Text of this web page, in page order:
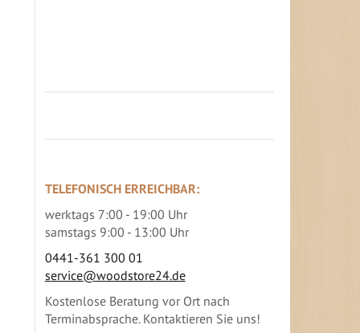
TELEFONISCH ERREICHBAR:
werktags 7:00 - 19:00 Uhr
samstags 9:00 - 13:00 Uhr
0441-361 300 01
service@woodstore24.de
Kostenlose Beratung vor Ort nach
Terminabsprache. Kontaktieren Sie uns!